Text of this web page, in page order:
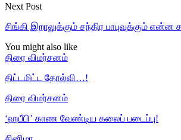
Next Post
சிங்கி இறாலுக்கும் சந்திர பாபுவுக்கும் என்ன
You might also like
திரை விமர்சனம்
திட்டமிட்ட தோல்வி…!
திரை விமர்சனம்
‘ஹபீபி’ காண வேண்டிய கலைப் படைப்பு!